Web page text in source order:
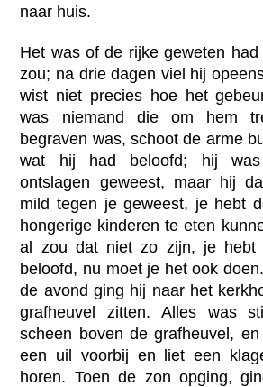
naar huis.
Het was of de rijke geweten
zou; na drie dagen viel hij
wist niet precies hoe het
was niemand die om hem
begraven was, schoot de arme
wat hij had beloofd; hij
ontslagen geweest, maar hij
mild tegen je geweest, je hebt
hongerige kinderen te eten
al zou dat niet zo zijn, je hebt
beloofd, nu moet je het ook
de avond ging hij naar het
grafheuvel zitten. Alles was
scheen boven de grafheuvel,
een uil voorbij en liet een
horen. Toen de zon opging,